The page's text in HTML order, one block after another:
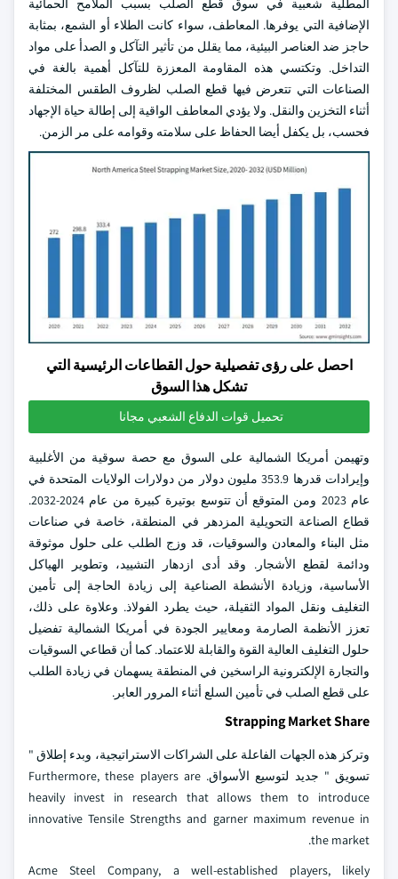
المطلية شعبية في سوق قطع الصلب بسبب الملامح الحمائية
الإضافية التي يوفرها. المعاطف، سواء كانت الطلاء أو الشمع، بمثابة
حاجز ضد العناصر البيئية، مما يقلل من تأثير التآكل و الصدأ على مواد
التداخل. وتكتسي هذه المقاومة المعززة للتآكل أهمية بالغة في
الصناعات التي تتعرض فيها قطع الصلب لظروف الطقس المختلفة
أثناء التخزين والنقل. ولا يؤدي المعاطف الواقية إلى إطالة حياة الإجهاد
فحسب، بل يكفل أيضا الحفاظ على سلامته وقوامه على مر الزمن.
احصل على رؤى تفصيلية حول القطاعات الرئيسية التي
تشكل هذا السوق
تحميل قوات الدفاع الشعبي مجانا
وتهيمن أمريكا الشمالية على السوق مع حصة سوقية من الأغلبية
وإيرادات قدرها 353.9 مليون دولار من دولارات الولايات المتحدة في
عام 2023 ومن المتوقع أن تتوسع بوتيرة كبيرة من عام 2024-2032.
قطاع الصناعة التحويلية المزدهر في المنطقة، خاصة في صناعات
مثل البناء والمعادن والسوقيات، قد وزج الطلب على حلول موثوقة
ودائمة لقطع الأشجار. وقد أدى ازدهار التشييد، وتطوير الهياكل
الأساسية، وزيادة الأنشطة الصناعية إلى زيادة الحاجة إلى تأمين
التغليف ونقل المواد الثقيلة، حيث يطرد الفولاذ. وعلاوة على ذلك،
تعزز الأنظمة الصارمة ومعايير الجودة في أمريكا الشمالية تفضيل
حلول التغليف العالية القوة والقابلة للاعتماد. كما أن قطاعي السوقيات
والتجارة الإلكترونية الراسخين في المنطقة يسهمان في زيادة الطلب
على قطع الصلب في تأمين السلع أثناء المرور العابر.
Strapping Market Share
وتركز هذه الجهات الفاعلة على الشراكات الاستراتيجية، وبدء إطلاق "
تسويق " جديد لتوسيع الأسواق. Furthermore, these players are
heavily invest in research that allows them to introduce
innovative Tensile Strengths and garner maximum revenue in
the market.
Acme Steel Company, a well-established players, likely